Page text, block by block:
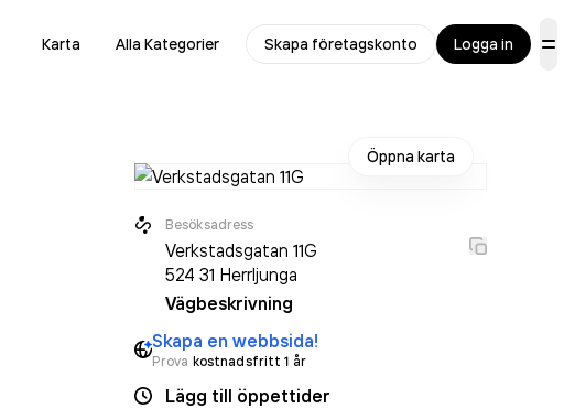
Karta Alla Kategorier Skapa företagskonto Logga in
Öppna karta
Besöksadress
Verkstadsgatan 11G
524 31 Herrljunga
Vägbeskrivning
Skapa en webbsida!
Prova kostnadsfritt 1 år
Lägg till öppettider